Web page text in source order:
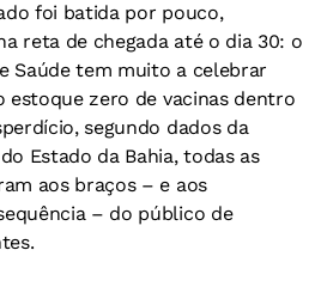
foi batida por pouco,
reta de chegada até o dia 30: o
Saúde tem muito a celebrar
estoque zero de vacinas dentro
segundo dados da
Estado da Bahia, todas as
aos braços – e aos
– do público de